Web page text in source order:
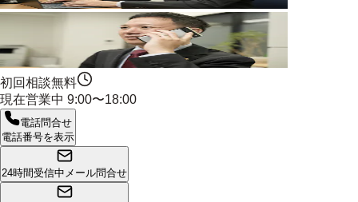
初回相談無料
現在営業中 9:00〜18:00
電話問合せ
電話番号を表示
24時間受信中 メール問合せ